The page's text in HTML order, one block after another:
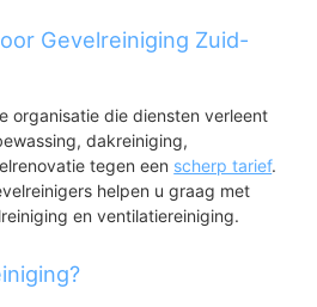
Gevelreiniging Zuid-
organisatie die diensten verleent
dakreiniging,
tegen een scherp tarief.
helpen u graag met
en ventilatiereiniging.